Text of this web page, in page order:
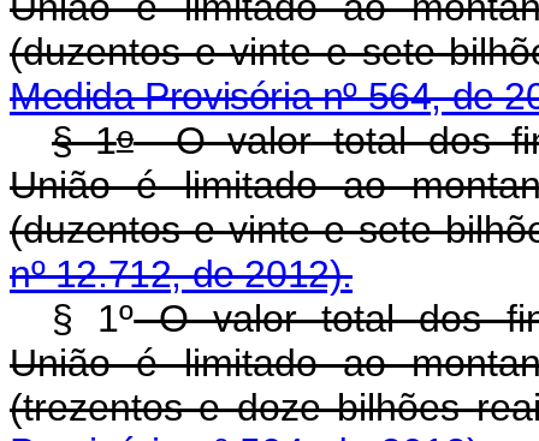
(duzentos e vinte e sete
Medida Provisória nº 564, de
§ 1oO valor total dos
União é limitado ao
(duzentos e vinte e sete
nº 12.712, de 2012).
§ 1ºO valor total dos
União é limitado ao
(trezentos e doze bilhões